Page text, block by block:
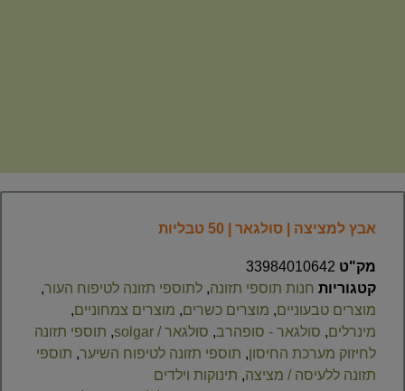
אבץ למציצה | סולגאר | 50 טבליות
מק"ט 33984010642
קטגוריות חנות תוספי תזונה, לתוספי תזונה לטיפוח העור,
מוצרים טבעוניים, מוצרים כשרים, מוצרים צמחוניים,
מינרלים, סולגאר - סופהרב, סולגאר / solgar , תוספי תזונה
לחיזוק מערכת החיסון, תוספי תזונה לטיפוח השיער, תוספי
תזונה ללעיסה / מציצה, תינוקות וילדים